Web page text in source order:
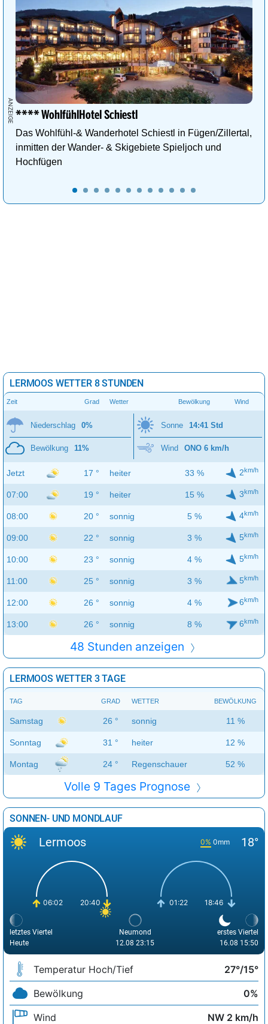
**** WohlfühlHotel Schiestl
Das Wohlfühl-& Wanderhotel Schiestl in Fügen/Zillertal,
inmitten der Wander- & Skigebiete Spieljoch und
Hochfügen
LERMOOS WETTER 8 STUNDEN
Zeit Grad Wetter Bewölkung Wind
Niederschlag 0%
Bewölkung 11%
Sonne 14:41 Std
Wind ONO 6 km/h
Jetzt 17 ° heiter 33 % 2km/h
07:00 19 ° heiter 15 % 3km/h
08:00 20 ° sonnig 5 % 4km/h
09:00 22 ° sonnig 3 % 5km/h
10:00 23 ° sonnig 4 % 5km/h
11:00 25 ° sonnig 3 % 5km/h
12:00 26 ° sonnig 4 % 6km/h
13:00 26 ° sonnig 8 % 6km/h
48 Stunden anzeigen
LERMOOS WETTER 3 TAGE
TAG GRAD WETTER BEWÖLKUNG
Samstag 26 ° sonnig 11 %
Sonntag 31 ° heiter 12 %
Montag 24 ° Regenschauer 52 %
Volle 9 Tages Prognose
SONNEN- UND MONDLAUF
Lermoos 0% 0mm 18°
06:02 20:40 01:22 18:46
letztes Viertel
Heute
Neumond
12.08 23:15
erstes Viertel
16.08 15:50
Temperatur Hoch/Tief
27°/15°
Bewölkung
0%
Wind
NW 2 km/h